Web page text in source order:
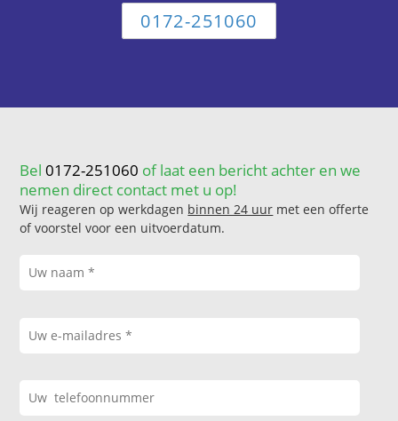
0172-251060
Bel0172-251060 of laat een bericht achter en we
nemen direct contact met u op!
Wij reageren op werkdagen binnen 24 uur met een offerte
of voorstel voor een uitvoerdatum.